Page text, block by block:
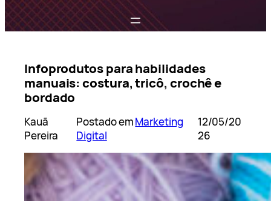
Infoprodutos para habilidades
manuais: costura, tricô, crochê e
bordado
Kauã
Pereira
Postado emMarketing
Digital
12/05/20
26